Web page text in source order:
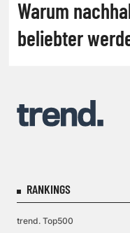
Warum
beliebter
RANKINGS
trend. Top500